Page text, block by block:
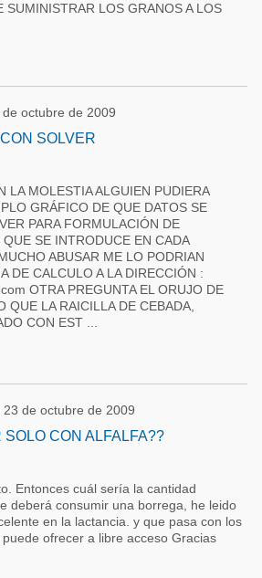
SUMINISTRAR LOS GRANOS A LOS
octubre de 2009
SOLVER
LA MOLESTIA ALGUIEN PUDIERA
GRÁFICO DE QUE DATOS SE
PARA FORMULACIÓN DE
SE INTRODUCE EN CADA
ABUSAR ME LO PODRIAN
DE CALCULO A LA DIRECCIÓN :
OTRA PREGUNTA EL ORUJO DE
QUE LA RAICILLA DE CEBADA,
CON EST ...
de octubre de 2009
SOLO CON ALFALFA??
Entonces cuál sería la cantidad
deberá consumir una borrega, he leido
en la lactancia. y que pasa con los
ofrecer a libre acceso Gracias